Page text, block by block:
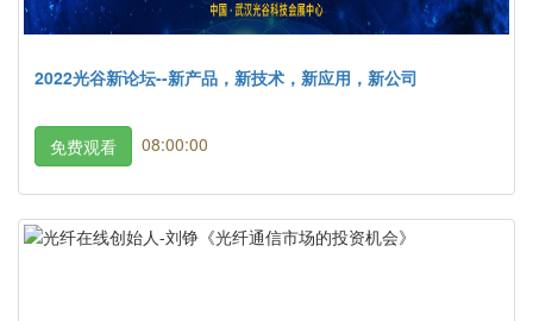
2022光谷新论坛--新产品，新技术，新应用，新公司
免费观看 08:00:00